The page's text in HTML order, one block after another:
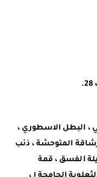
، البطل الاسطوري ،
المتوحشة ، ذئب
الفسق ، قمة